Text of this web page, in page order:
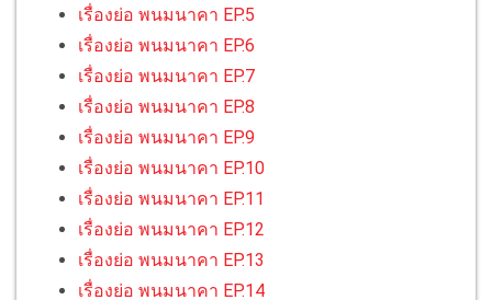
เรื่องย่อ พนมนาคา EP.5
เรื่องย่อ พนมนาคา EP.6
เรื่องย่อ พนมนาคา EP.7
เรื่องย่อ พนมนาคา EP.8
เรื่องย่อ พนมนาคา EP.9
เรื่องย่อ พนมนาคา EP.10
เรื่องย่อ พนมนาคา EP.11
เรื่องย่อ พนมนาคา EP.12
เรื่องย่อ พนมนาคา EP.13
เรื่องย่อ พนมนาคา EP.14